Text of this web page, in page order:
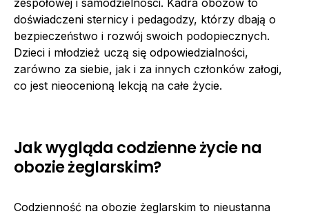
zespołowej i samodzielności. Kadra obozów to
doświadczeni sternicy i pedagodzy, którzy dbają o
bezpieczeństwo i rozwój swoich podopiecznych.
Dzieci i młodzież uczą się odpowiedzialności,
zarówno za siebie, jak i za innych członków załogi,
co jest nieocenioną lekcją na całe życie.
Jak wygląda codzienne życie na
obozie żeglarskim?
Codzienność na obozie żeglarskim to nieustanna